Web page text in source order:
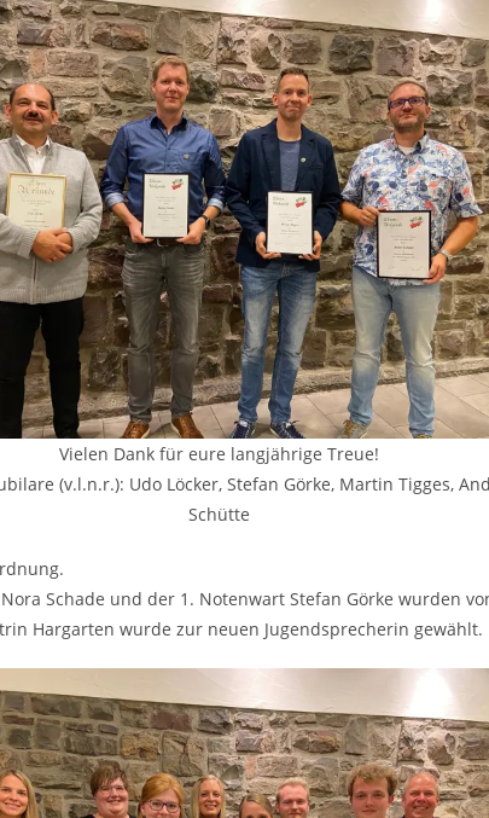
Vielen Dank für eure langjährige Treue!
(v.l.n.r.): Udo Löcker, Stefan Görke, Martin Tigges,
Schütte
Schade und der 1. Notenwart Stefan Görke wurden
Hargarten wurde zur neuen Jugendsprecherin gewählt.